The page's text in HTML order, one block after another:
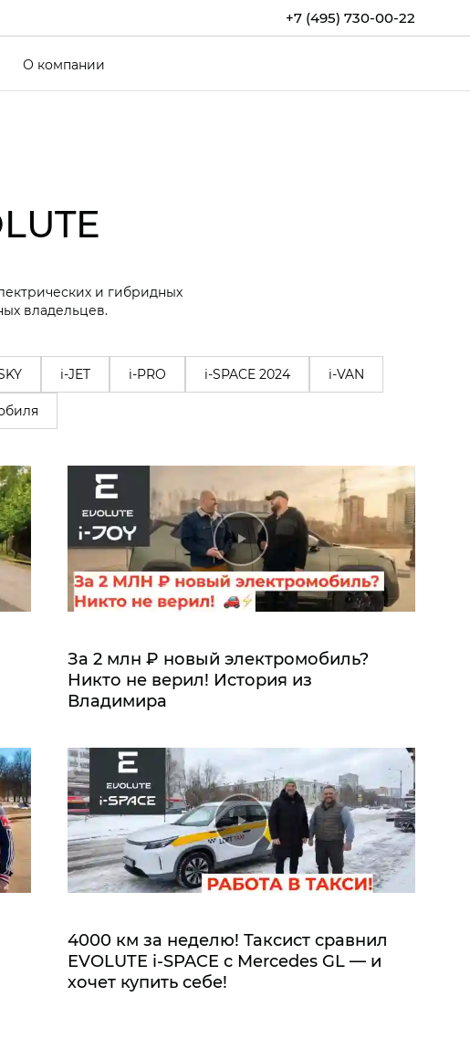
+7 (495) 730-00-22
О компании
и гибридных
владельцев.
i-JET i-PRO i-SPACE 2024 i-VAN
За 2 млн ₽ новый электромобиль?
Никто не верил! История из
Владимира
4000 км за неделю! Таксист сравнил
EVOLUTE i‑SPACE с Mercedes GL — и
хочет купить себе!